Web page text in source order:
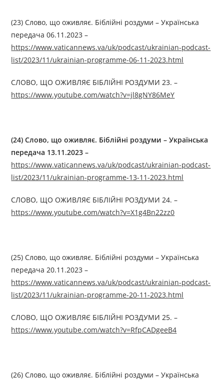
(23) Слово, що оживляє. Біблійні роздуми – Українська
передача 06.11.2023 –
https://www.vaticannews.va/uk/podcast/ukrainian-podcast-
list/2023/11/ukrainian-programme-06-11-2023.html
СЛОВО, ЩО ОЖИВЛЯЄ БІБЛІЙНІ РОЗДУМИ 23. –
https://www.youtube.com/watch?v=jl8gNY86MeY
(24) Слово, що оживляє. Біблійні роздуми–Українська
передача 13.11.2023 –
https://www.vaticannews.va/uk/podcast/ukrainian-podcast-
list/2023/11/ukrainian-programme-13-11-2023.html
СЛОВО, ЩО ОЖИВЛЯЄ БІБЛІЙНІ РОЗДУМИ 24. –
https://www.youtube.com/watch?v=X1g4Bn22zz0
(25) Слово, що оживляє. Біблійні роздуми – Українська
передача 20.11.2023 –
https://www.vaticannews.va/uk/podcast/ukrainian-podcast-
list/2023/11/ukrainian-programme-20-11-2023.html
СЛОВО, ЩО ОЖИВЛЯЄ БІБЛІЙНІ РОЗДУМИ 25. –
https://www.youtube.com/watch?v=RfpCADgeeB4
(26) Слово, що оживляє. Біблійні роздуми – Українська